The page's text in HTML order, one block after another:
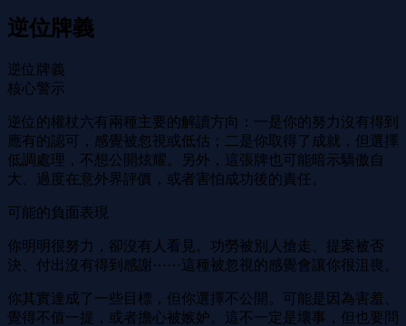
逆位牌義
逆位牌義
核心警示
逆位的權杖六有兩種主要的解讀方向：一是你的努力沒有得到
應有的認可，感覺被忽視或低估；二是你取得了成就，但選擇
低調處理，不想公開炫耀。另外，這張牌也可能暗示驕傲自
大、過度在意外界評價，或者害怕成功後的責任。
可能的負面表現
你明明很努力，卻沒有人看見。功勞被別人搶走、提案被否
決、付出沒有得到感謝⋯⋯這種被忽視的感覺會讓你很沮喪。
你其實達成了一些目標，但你選擇不公開。可能是因為害羞、
覺得不值一提，或者擔心被嫉妒。這不一定是壞事，但也要問